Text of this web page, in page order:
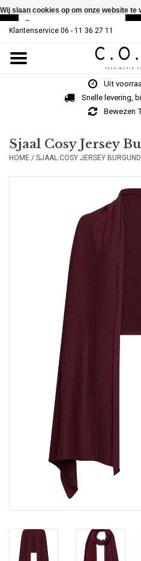
Klantenservice 06 - 11 36 27 11
Home
MUTSEN
HOE WERKT HET?
Uit
Snelle levering,
Bewezen
Sjaal Cosy Jersey
HOME / SJAAL COSY JERSEY
Wij slaan cookies op om onze website